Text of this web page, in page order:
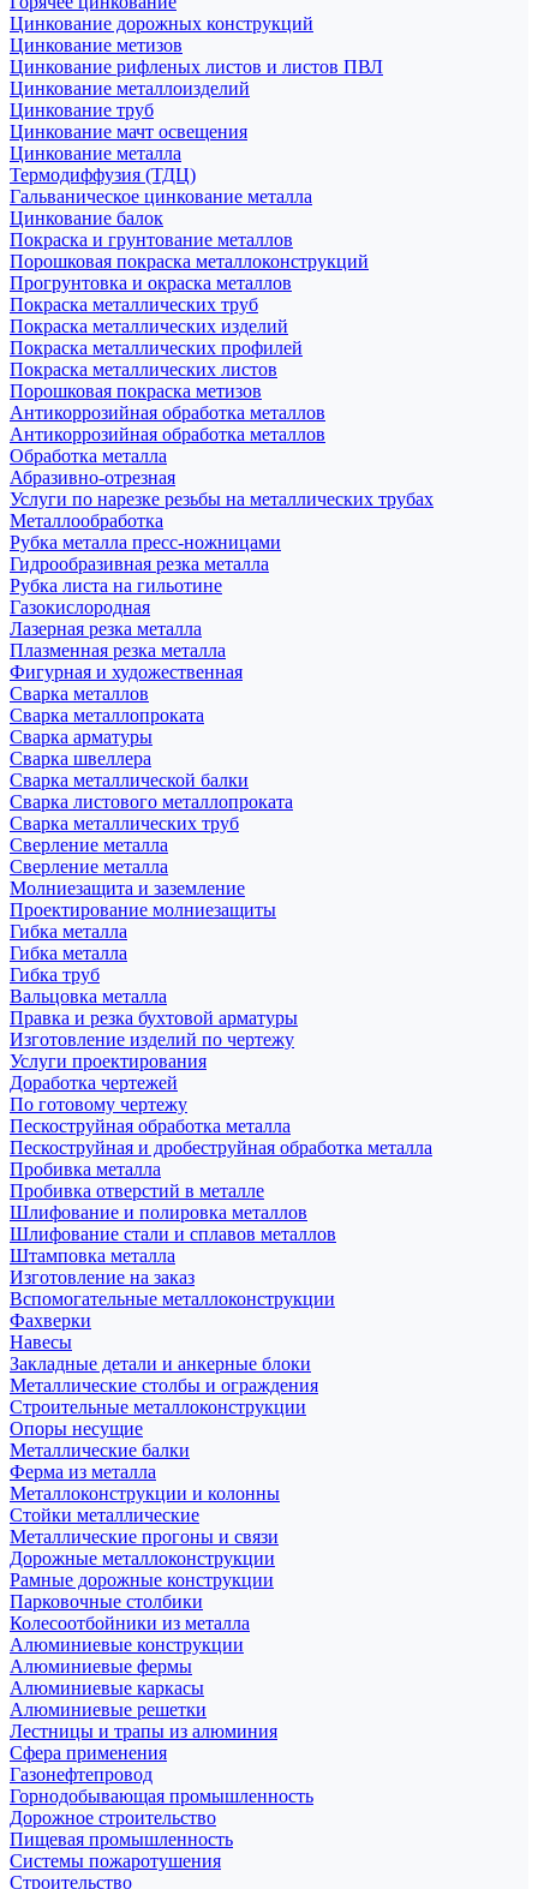
Цинкование дорожных конструкций
Цинкование метизов
Цинкование рифленых листов и листов ПВЛ
Цинкование металлоизделий
Цинкование труб
Цинкование мачт освещения
Цинкование металла
Термодиффузия (ТДЦ)
Гальваническое цинкование металла
Цинкование балок
Покраска и грунтование металлов
Порошковая покраска металлоконструкций
Прогрунтовка и окраска металлов
Покраска металлических труб
Покраска металлических изделий
Покраска металлических профилей
Покраска металлических листов
Порошковая покраска метизов
Антикоррозийная обработка металлов
Антикоррозийная обработка металлов
Обработка металла
Абразивно-отрезная
Услуги по нарезке резьбы на металлических трубах
Металлообработка
Рубка металла пресс-ножницами
Гидрообразивная резка металла
Рубка листа на гильотине
Газокислородная
Лазерная резка металла
Плазменная резка металла
Фигурная и художественная
Сварка металлов
Сварка металлопроката
Сварка арматуры
Сварка швеллера
Сварка металлической балки
Сварка листового металлопроката
Сварка металлических труб
Сверление металла
Сверление металла
Молниезащита и заземление
Проектирование молниезащиты
Гибка металла
Гибка металла
Гибка труб
Вальцовка металла
Правка и резка бухтовой арматуры
Изготовление изделий по чертежу
Услуги проектирования
Доработка чертежей
По готовому чертежу
Пескоструйная обработка металла
Пескоструйная и дробеструйная обработка металла
Пробивка металла
Пробивка отверстий в металле
Шлифование и полировка металлов
Шлифование стали и сплавов металлов
Штамповка металла
Изготовление на заказ
Вспомогательные металлоконструкции
Фахверки
Навесы
Закладные детали и анкерные блоки
Металлические столбы и ограждения
Строительные металлоконструкции
Опоры несущие
Металлические балки
Ферма из металла
Металлоконструкции и колонны
Стойки металлические
Металлические прогоны и связи
Дорожные металлоконструкции
Рамные дорожные конструкции
Парковочные столбики
Колесоотбойники из металла
Алюминиевые конструкции
Алюминиевые фермы
Алюминиевые каркасы
Алюминиевые решетки
Лестницы и трапы из алюминия
Сфера применения
Газонефтепровод
Горнодобывающая промышленность
Дорожное строительство
Пищевая промышленность
Системы пожаротушения
Строительство